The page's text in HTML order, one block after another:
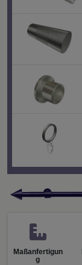
Maßanfertigun
g